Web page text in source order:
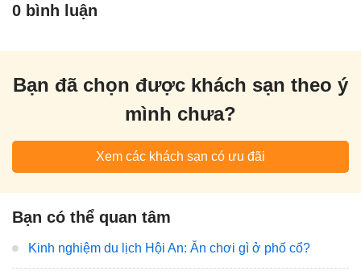
0 bình luận
Bạn đã chọn được khách sạn theo ý
mình chưa?
Xem các khách sạn có ưu đãi
Bạn có thể quan tâm
Kinh nghiệm du lịch Hội An: Ăn chơi gì ở phố cổ?